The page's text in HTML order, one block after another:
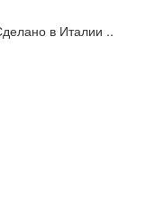
в Италии ..